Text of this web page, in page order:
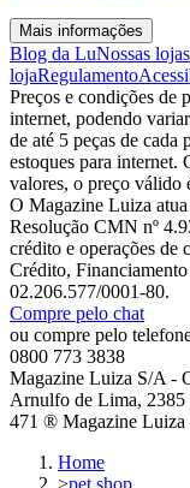
Mais informações
Blog da LuNossas lojas
lojaRegulamento
Preços e condições de
internet, podendo
de até 5 peças de cada
estoques para internet.
valores, o preço válido
O Magazine Luiza
Resolução CMN nº
crédito e operações de
Crédito,
02.206.577/0001-80.
Compre pelo chat
ou compre pelo
0800 773 3838
Magazine Luiza S/A -
Arnulfo de Lima, 2385
471 ® Magazine Luiza
Home